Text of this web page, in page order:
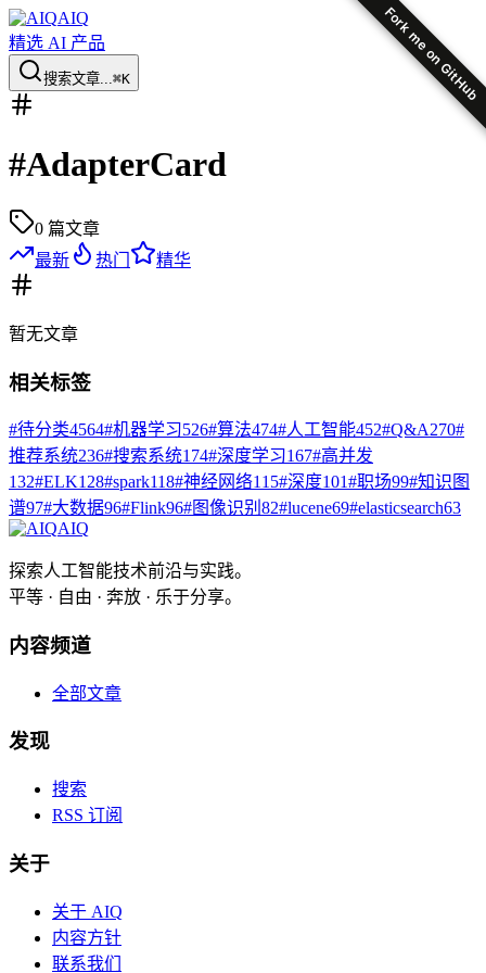
Fork me on GitHub
AIQ
精选 AI 产品
搜索文章...⌘K
#AdapterCard
0 篇文章
最新
热门 精华
暂无文章
相关标签
#待分类4564#机器学习526#算法474#人工智能452#Q&A270#
推荐系统236#搜索系统174#深度学习167#高并发
132#ELK128#spark118#神经网络115#深度101#职场99#知识图
谱97#大数据96#Flink96#图像识别 82#lucene69#elasticsearch63
AIQ
探索人工智能技术前沿与实践。
平等 · 自由 · 奔放 · 乐于分享。
内容频道
全部文章
发现
搜索
RSS 订阅
关于
关于 AIQ
内容方针
联系我们